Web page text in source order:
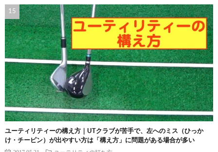
ユーティリティーの構え方｜UTクラブが苦手で、左へのミス（ひっか
け・チーピン）が出やすい方は「構え方」に問題がある場合が多い